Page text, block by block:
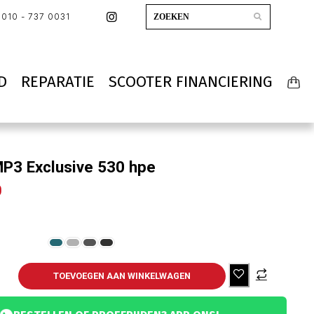
010 - 737 0031
REPARATIE SCOOTER FINANCIERING
Exclusive 530 hpe
TOEVOEGEN AAN WINKELWAGEN